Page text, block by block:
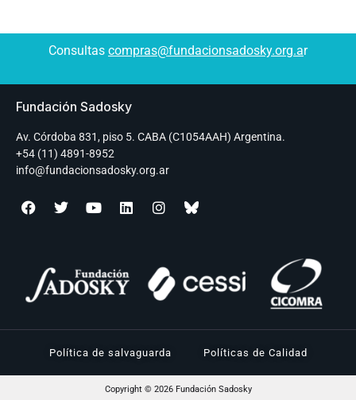
Consultas compras@fundacionsadosky.org.ar
Fundación Sadosky
Av. Córdoba 831, piso 5. CABA (C1054AAH) Argentina.
+54 (11) 4891-8952
info@fundacionsadosky.org.ar
Política de salvaguarda Políticas de Calidad
Copyright © 2026 Fundación Sadosky